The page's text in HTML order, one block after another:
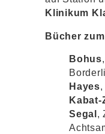
Klinikum
Bücher
Bohus
Hayes
Kabat-
Segal ,